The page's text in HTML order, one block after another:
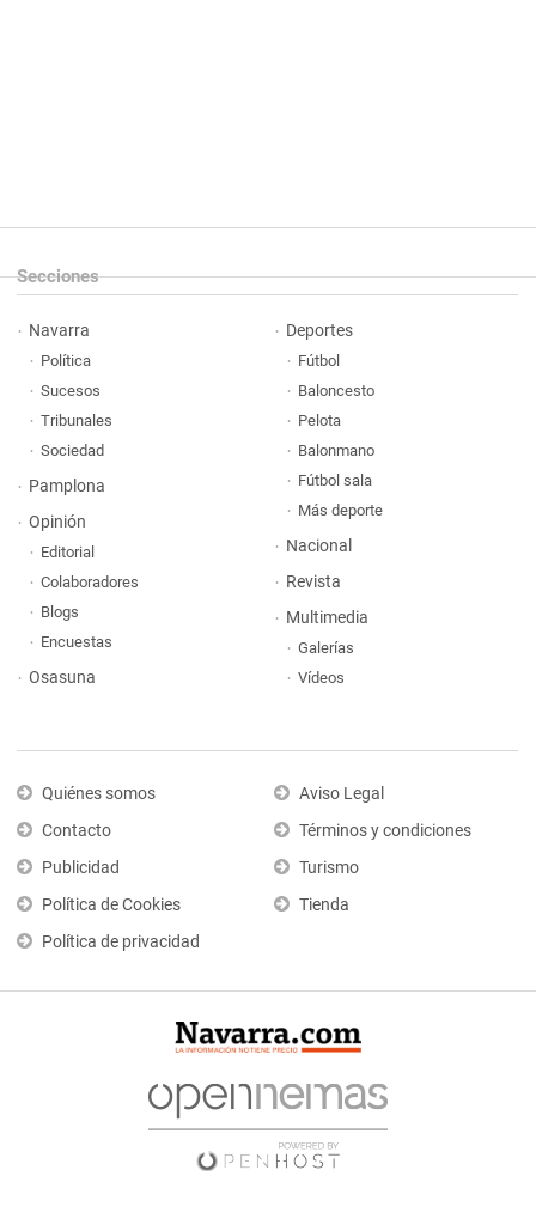
Secciones
Navarra
Política
Sucesos
Tribunales
Sociedad
Pamplona
Opinión
Editorial
Colaboradores
Blogs
Encuestas
Osasuna
Deportes
Fútbol
Baloncesto
Pelota
Balonmano
Fútbol sala
Más deporte
Nacional
Revista
Multimedia
Galerías
Vídeos
Quiénes somos
Contacto
Publicidad
Política de Cookies
Política de privacidad
Aviso Legal
Términos y condiciones
Turismo
Tienda